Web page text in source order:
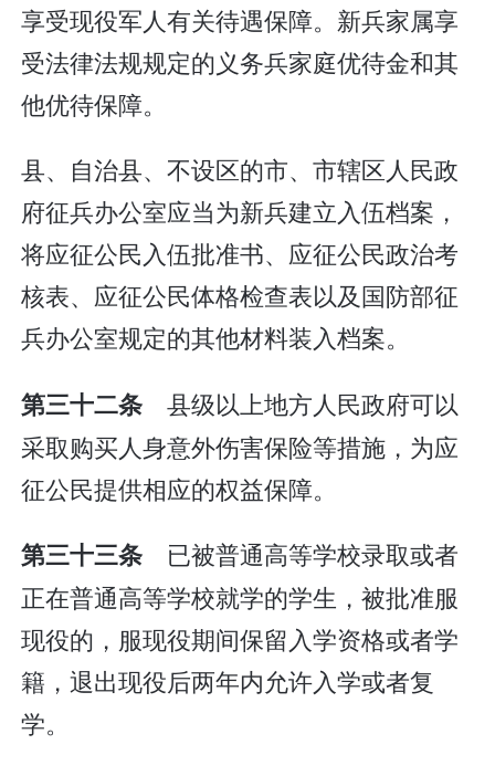
享受现役军人有关待遇保障。新兵家属享
受法律法规规定的义务兵家庭优待金和其
他优待保障。
县、自治县、不设区的市、市辖区人民政
府征兵办公室应当为新兵建立入伍档案，
将应征公民入伍批准书、应征公民政治考
核表、应征公民体格检查表以及国防部征
兵办公室规定的其他材料装入档案。
第三十二条 县级以上地方人民政府可以
采取购买人身意外伤害保险等措施，为应
征公民提供相应的权益保障。
第三十三条 已被普通高等学校录取或者
正在普通高等学校就学的学生，被批准服
现役的，服现役期间保留入学资格或者学
籍，退出现役后两年内允许入学或者复
学。